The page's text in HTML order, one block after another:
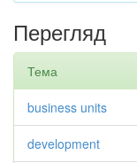
Перегляд
Тема
business units
development